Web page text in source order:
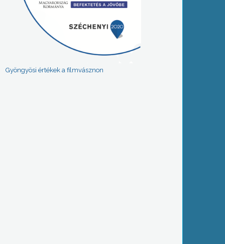
Gyöngyösi értékek a filmvásznon